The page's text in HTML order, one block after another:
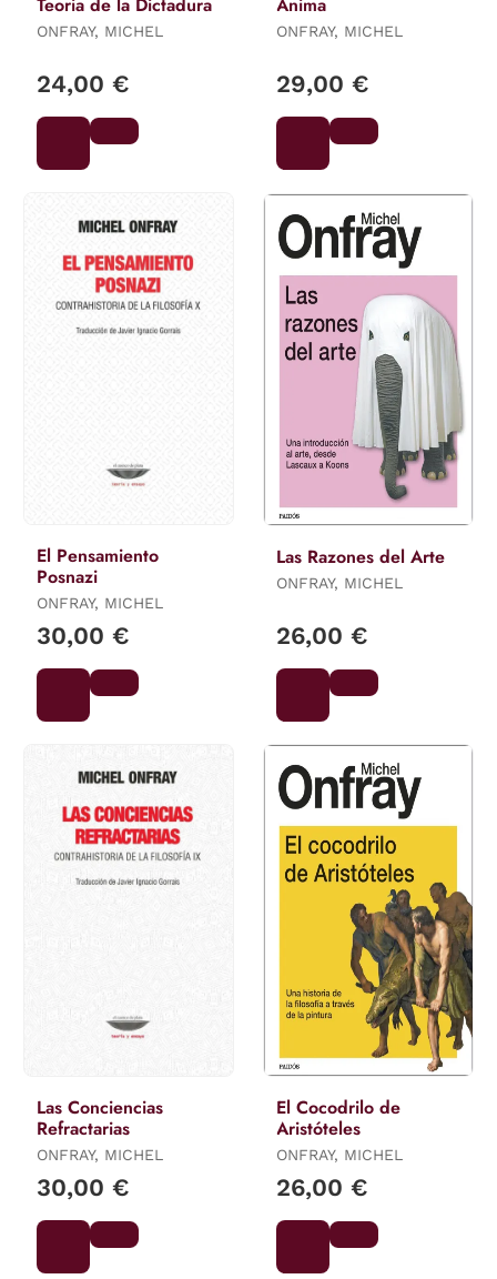
Teoria de la Dictadura
ONFRAY, MICHEL
24,00 €
Ánima
ONFRAY, MICHEL
29,00 €
El Pensamiento
Posnazi
ONFRAY, MICHEL
30,00 €
Las Razones del Arte
ONFRAY, MICHEL
26,00 €
Las Conciencias
Refractarias
ONFRAY, MICHEL
30,00 €
El Cocodrilo de
Aristóteles
ONFRAY, MICHEL
26,00 €